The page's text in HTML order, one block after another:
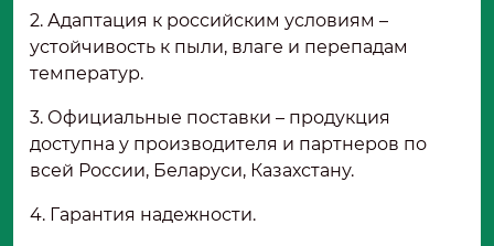
2. Адаптация к российским условиям –
устойчивость к пыли, влаге и перепадам
температур.
3. Официальные поставки – продукция
доступна у производителя и партнеров по
всей России, Беларуси, Казахстану.
4. Гарантия надежности.